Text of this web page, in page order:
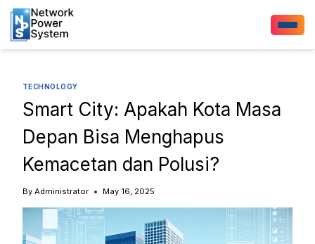
TECHNOLOGY
Smart City: Apakah Kota Masa
Depan Bisa Menghapus
Kemacetan dan Polusi?
By Administrator May 16, 2025